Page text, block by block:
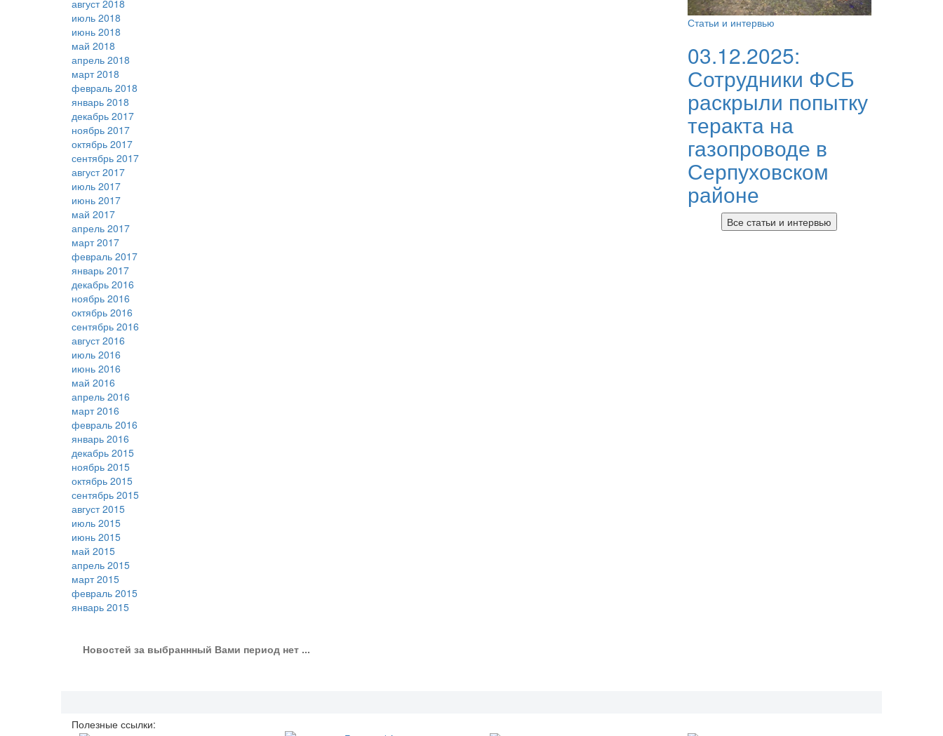
август 2018
июль 2018
июнь 2018
май 2018
апрель 2018
март 2018
февраль 2018
январь 2018
декабрь 2017
ноябрь 2017
октябрь 2017
сентябрь 2017
август 2017
июль 2017
июнь 2017
май 2017
апрель 2017
март 2017
февраль 2017
январь 2017
декабрь 2016
ноябрь 2016
октябрь 2016
сентябрь 2016
август 2016
июль 2016
июнь 2016
май 2016
апрель 2016
март 2016
февраль 2016
январь 2016
декабрь 2015
ноябрь 2015
октябрь 2015
сентябрь 2015
август 2015
июль 2015
июнь 2015
май 2015
апрель 2015
март 2015
февраль 2015
январь 2015
Новостей за выбраннный Вами период нет ...
Статьи и интервью
03.12.2025:
Сотрудники ФСБ
раскрыли попытку
теракта на
газопроводе в
Серпуховском
районе
Все статьи и интервью
Полезные ссылки: